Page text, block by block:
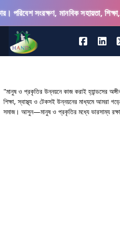
সংরক্ষণ, মানবিক সহায়তা, শিক্ষা,
"মানুষ ও প্রকৃতির উন্নয়নে কাজ করাই হ্যান্ডসের
শিক্ষা, স্বাস্থ্য ও টেকসই উন্নয়নের মাধ্যমে আমরা
সমাজ। আসুন—মানুষ ও প্রকৃতির মধ্যে ভারসাম্য